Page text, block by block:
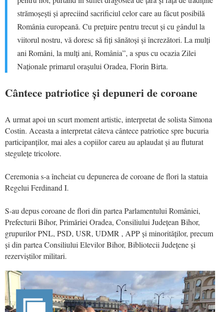
strămoșești și apreciind sacrificiul celor care au făcut posibilă
România europeană. Cu prețuire pentru trecut și cu gândul la
viitorul nostru, vă doresc să fiți sănătoși și încrezători. La mulți
ani Români, la mulți ani, România”, a spus cu ocazia Zilei
Naționale primarul orașului Oradea, Florin Birta.
Cântece patriotice și depuneri de coroane
A urmat apoi un scurt moment artistic, interpretat de solista Simona
Costin. Aceasta a interpretat câteva cântece patriotice spre bucuria
participanților, mai ales a copiilor careu au aplaudat și au fluturat
stegulețe tricolore.
Ceremonia s-a încheiat cu depunerea de coroane de flori la statuia
Regelui Ferdinand I.
S-au depus coroane de flori din partea Parlamentului României,
Prefecturii Bihor, Primăriei Oradea, Consiliului Județean Bihor,
grupurilor PNL, PSD, USR, UDMR , APP și minorităților, precum
și din partea Consiliului Elevilor Bihor, Bibliotecii Județene și
rezerviștilor militari.